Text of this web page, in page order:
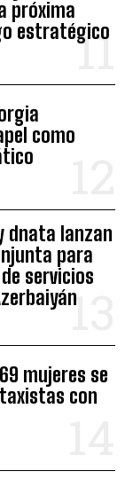
próxima
estratégico
como
dnata lanzan
para
servicios
mujeres se
con